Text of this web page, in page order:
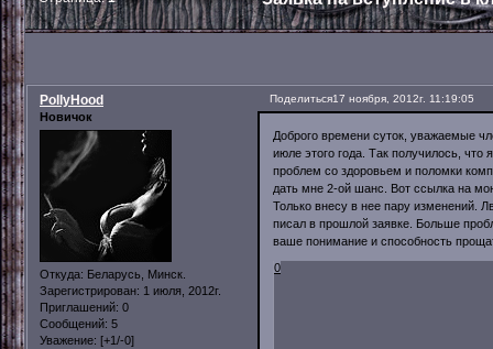
Поделиться17 ноября, 2012г. 11:19:05
PollyHood
Новичок
Откуда: Беларусь, Минск.
Зарегистрирован: 1 июля, 2012г.
Приглашений: 0
Сообщений: 5
Уважение: [+1/-0]
Доброго времени суток, уважаемые
июле этого года. Так получилось, что
проблем со здоровьем и поломки
дать мне 2-ой шанс. Вот ссылка на
Только внесу в нее пару изменений.
писал в прошлой заявке. Больше
ваше понимание и способность
0